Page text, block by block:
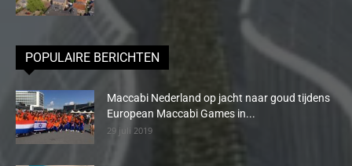
POPULAIRE BERICHTEN
Maccabi Nederland op jacht naar goud tijdens
European Maccabi Games in...
29 juli 2019